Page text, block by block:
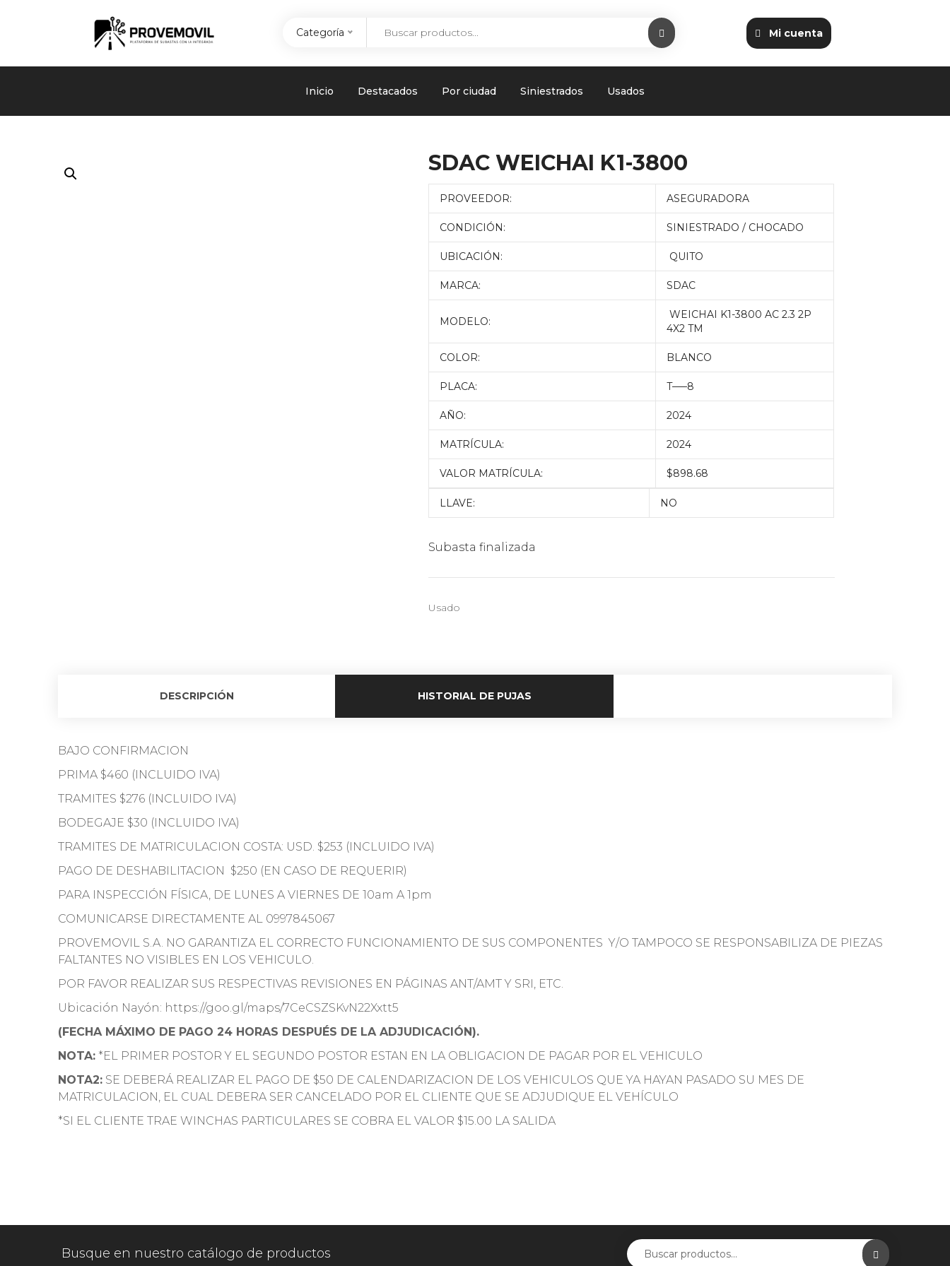
Categoría Mi cuenta
Inicio Destacados Por ciudad Siniestrados Usados
SDAC WEICHAI K1-3800
PROVEEDOR: ASEGURADORA
CONDICIÓN: SINIESTRADO / CHOCADO
UBICACIÓN: QUITO
MARCA: SDAC
MODELO:
WEICHAI K1-3800 AC 2.3 2P
4X2 TM
COLOR: BLANCO
PLACA: T—–8
AÑO: 2024
MATRÍCULA: 2024
VALOR MATRÍCULA: $898.68
LLAVE: NO
Subasta finalizada
Usado
DESCRIPCIÓN HISTORIAL DE PUJAS
BAJO CONFIRMACION
PRIMA $460 (INCLUIDO IVA)
TRAMITES $276 (INCLUIDO IVA)
BODEGAJE $30 (INCLUIDO IVA)
TRAMITES DE MATRICULACION COSTA: USD. $253 (INCLUIDO IVA)
PAGO DE DESHABILITACION $250 (EN CASO DE REQUERIR)
PARA INSPECCIÓN FÍSICA, DE LUNES A VIERNES DE 10am A 1pm
COMUNICARSE DIRECTAMENTE AL 0997845067
PROVEMOVIL S.A. NO GARANTIZA EL CORRECTO FUNCIONAMIENTO DE SUS COMPONENTES Y/O TAMPOCO SE RESPONSABILIZA DE PIEZAS
FALTANTES NO VISIBLES EN LOS VEHICULO.
POR FAVOR REALIZAR SUS RESPECTIVAS REVISIONES EN PÁGINAS ANT/AMT Y SRI, ETC.
Ubicación Nayón: https://goo.gl/maps/7CeCSZSKvN22Xxtt5
(FECHA MÁXIMO DE PAGO 24 HORAS DESPUÉS DE LA ADJUDICACIÓN).
NOTA: *EL PRIMER POSTOR Y EL SEGUNDO POSTOR ESTAN EN LA OBLIGACION DE PAGAR POR EL VEHICULO
NOTA2: SE DEBERÁ REALIZAR EL PAGO DE $50 DE CALENDARIZACION DE LOS VEHICULOS QUE YA HAYAN PASADO SU MES DE
MATRICULACION, EL CUAL DEBERA SER CANCELADO POR EL CLIENTE QUE SE ADJUDIQUE EL VEHÍCULO
*SI EL CLIENTE TRAE WINCHAS PARTICULARES SE COBRA EL VALOR $15.00 LA SALIDA
Busque en nuestro catálogo de productos